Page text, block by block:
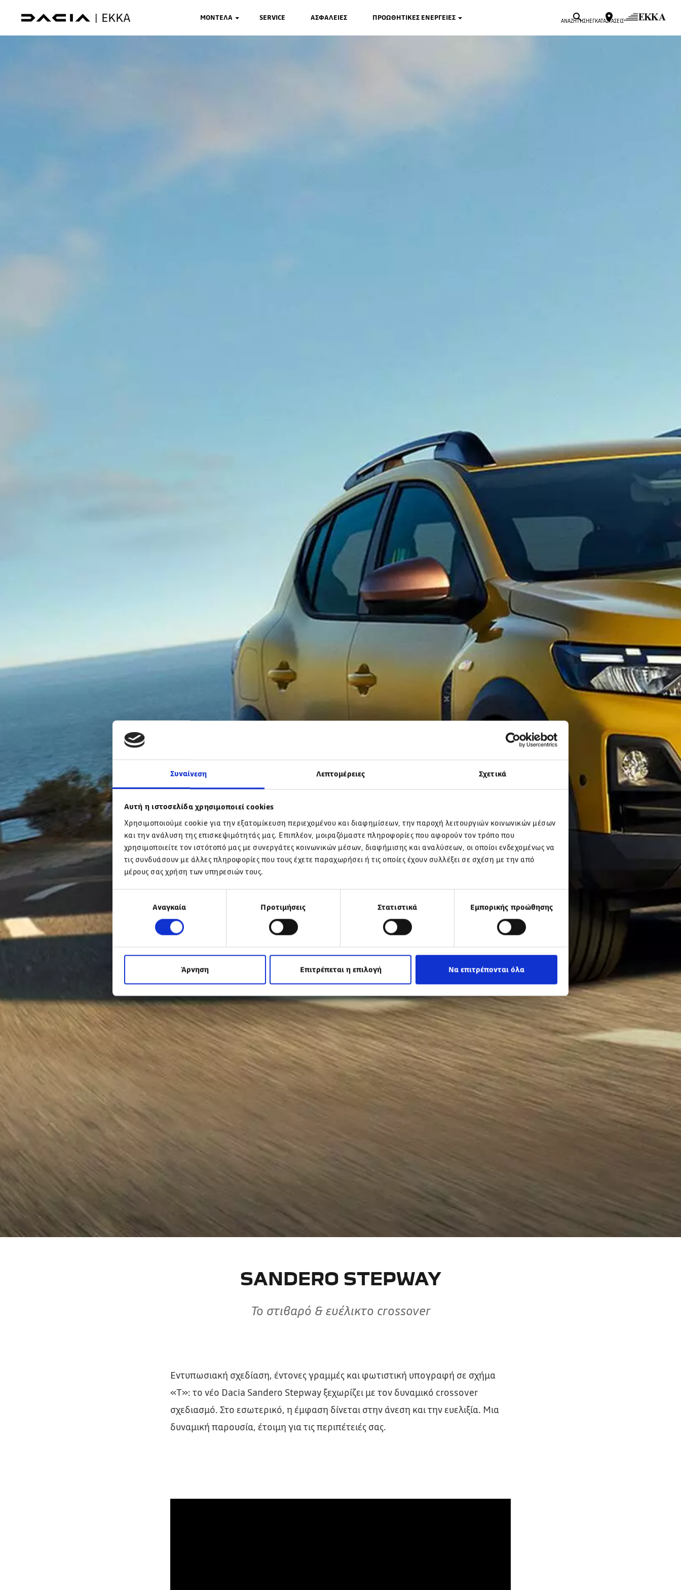
Συναίνεση Λεπτομέρειες Σχετικά
Αυτή η ιστοσελίδα χρησιμοποιεί cookies
Χρησιμοποιούμε cookie για την εξατομίκευση περιεχομένου και διαφημίσεων, την παροχή λειτουργιών κοινωνικών μέσων
και την ανάλυση της επισκεψιμότητάς μας. Επιπλέον, μοιραζόμαστε πληροφορίες που αφορούν τον τρόπο που
χρησιμοποιείτε τον ιστότοπό μας με συνεργάτες κοινωνικών μέσων, διαφήμισης και αναλύσεων, οι οποίοι ενδεχομένως να
τις συνδυάσουν με άλλες πληροφορίες που τους έχετε παραχωρήσει ή τις οποίες έχουν συλλέξει σε σχέση με την από
μέρους σας χρήση των υπηρεσιών τους.
συγκατάθεσηςΑναγκαία Προτιμήσεις Στατιστικά Εμπορικής προώθησης
Άρνηση Επιτρέπεται η επιλογή Να επιτρέπονται όλα
| EKKA ΜΟΝΤΕΛΑ SERVICE ΑΣΦΑΛΕΙΕΣ ΠΡΟΩΘΗΤΙΚΕΣ ΕΝΕΡΓΕΙΕΣ ΑΝΑΖΗΤΗΣΗΕΓΚΑΤΑΣΤΑΣΕΙΣ
SANDERO STEPWAY
Το στιβαρό & ευέλικτο crossover
Εντυπωσιακή σχεδίαση, έντονες γραμμές και φωτιστική υπογραφή σε σχήμα
«Τ»: το νέο Dacia Sandero Stepway ξεχωρίζει με τον δυναμικό crossover
σχεδιασμό. Στο εσωτερικό, η έμφαση δίνεται στην άνεση και την ευελιξία. Μια
δυναμική παρουσία, έτοιμη για τις περιπέτειές σας.